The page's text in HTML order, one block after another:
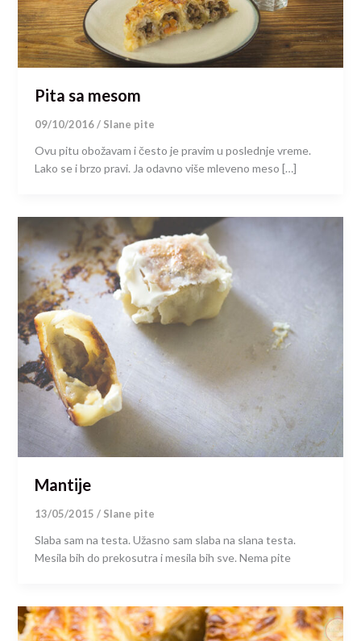
Pita sa mesom
09/10/2016/ Slane pite
Ovu pitu obožavam i često je pravim u poslednje vreme.
Lako se i brzo pravi. Ja odavno više mleveno meso […]
Mantije
13/05/2015 / Slane pite
Slaba sam na testa. Užasno sam slaba na slana testa.
Mesila bih do prekosutra i mesila bih sve. Nema pite